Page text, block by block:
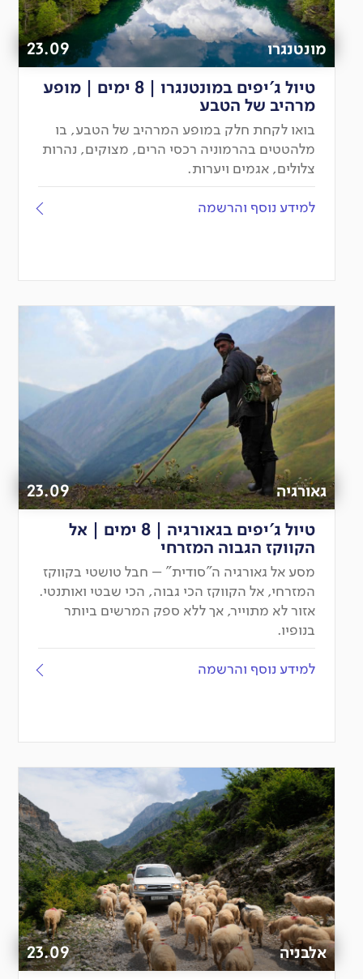
מונטנגרו 23.09
טיול ג'יפים במונטנגרו | 8 ימים | מופע
מרהיב של הטבע
בואו לקחת חלק במופע המרהיב של הטבע, בו
מלהטטים בהרמוניה רכסי הרים, מצוקים, נהרות
צלולים, אגמים ויערות.
למידע נוסף והרשמה
גאורגיה 23.09
טיול ג'יפים בגאורגיה | 8 ימים | אל
הקווקז הגבוה המזרחי
מסע אל גאורגיה ה"סודית" – חבל טושטי בקווקז
המזרחי, אל הקווקז הכי גבוה, הכי שבטי ואותנטי.
אזור לא מתוייר, אך ללא ספק המרשים ביותר
בנופיו.
למידע נוסף והרשמה
מובטחת
אלבניה 23.09